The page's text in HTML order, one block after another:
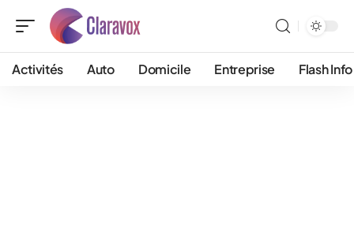
Activités Auto Domicile Entreprise Flash Info